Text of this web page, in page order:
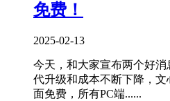
免费！
2025-02-13
今天，和大家宣布两个好
代升级和成本不断下降，
面免费，所有PC端......